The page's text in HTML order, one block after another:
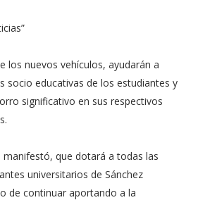
los nuevos vehículos, ayudarán a
socio educativas de los estudiantes y
significativo en sus respectivos
manifestó, que dotará a todas las
universitarios de Sánchez
de continuar aportando a la